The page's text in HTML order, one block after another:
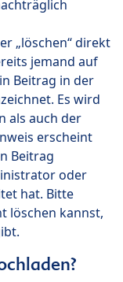
„löschen“ direkt
jemand auf
Beitrag in der
Es wird
als auch der
erscheint
Beitrag
oder
hat. Bitte
löschen kannst,